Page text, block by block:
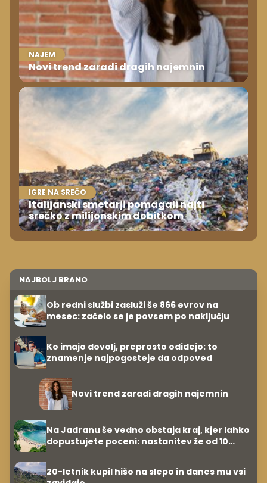
NAJEM
Novi trend zaradi dragih najemnin
IGRE NA SREČO
Italijanski smetarji pomagali najti
srečko z milijonskim dobitkom
NAJBOLJ BRANO
Ob redni službi zasluži še 866 evrov na
mesec: začelo se je povsem po naključju
Ko imajo dovolj, preprosto odidejo: to
znamenje najpogosteje da odpoved
Novi trend zaradi dragih najemnin
Na Jadranu še vedno obstaja kraj, kjer lahko
dopustujete poceni: nastanitev že od 10
20-letnik kupil hišo na slepo in danes mu vsi